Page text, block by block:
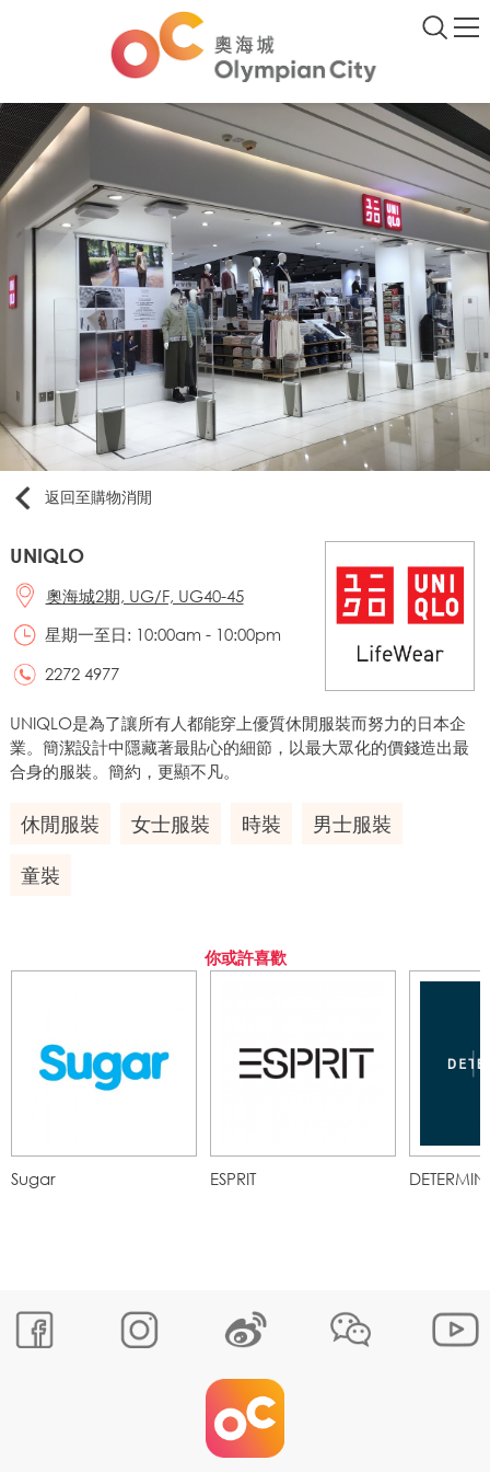
返回至購物消閒
UNIQLO
奧海城2期, UG/F, UG40-45
星期一至日: 10:00am - 10:00pm
2272 4977
UNIQLO是為了讓所有人都能穿上優質休閒服裝而努力的日本企
業。簡潔設計中隱藏著最貼心的細節，以最大眾化的價錢造出最
合身的服裝。簡約，更顯不凡。
休閒服裝 女士服裝 時裝 男士服裝
童裝
你或許喜歡
Sugar ESPRIT